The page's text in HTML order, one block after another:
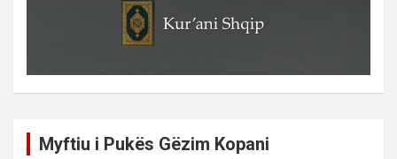
Myftiu i Pukës Gëzim Kopani